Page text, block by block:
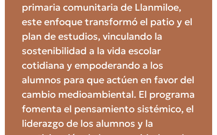
primaria comunitaria de Llanmiloe,
este enfoque transformó el patio y el
plan de estudios, vinculando la
sostenibilidad a la vida escolar
cotidiana y empoderando a los
alumnos para que actúen en favor del
cambio medioambiental. El programa
fomenta el pensamiento sistémico, el
liderazgo de los alumnos y la